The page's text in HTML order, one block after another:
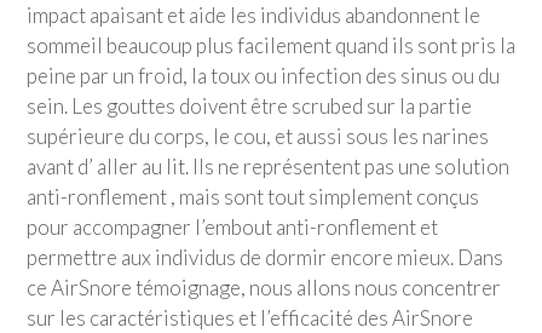
impact apaisant et aide les individus abandonnent le
sommeil beaucoup plus facilement quand ils sont pris la
peine par un froid, la toux ou infection des sinus ou du
sein. Les gouttes doivent être scrubed sur la partie
supérieure du corps, le cou, et aussi sous les narines
avant d’ aller au lit. Ils ne représentent pas une solution
anti-ronflement , mais sont tout simplement conçus
pour accompagner l’embout anti-ronflement et
permettre aux individus de dormir encore mieux. Dans
ce AirSnore témoignage, nous allons nous concentrer
sur les caractéristiques et l’efficacité des AirSnore